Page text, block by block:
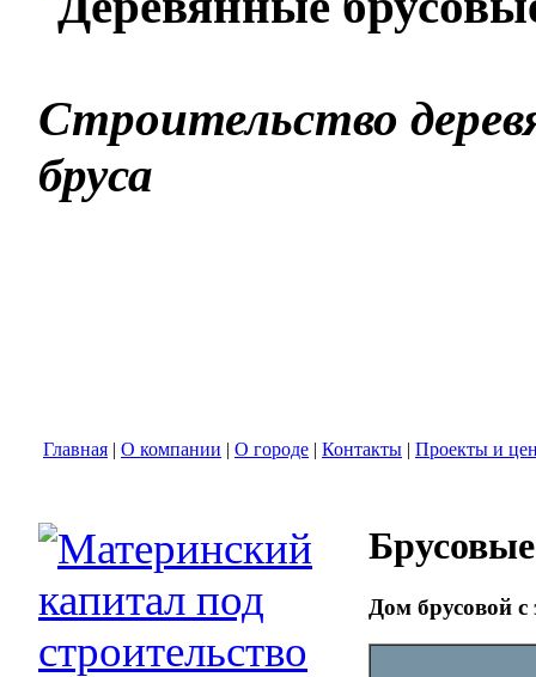
Строительство
бруса
Главная | О компании | О городе | Контакты | Проекты и
Дом брусовой с